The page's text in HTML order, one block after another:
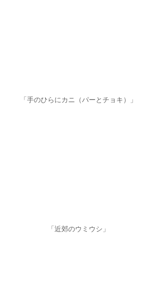
「手のひらにカニ（パーとチョキ）」
「近郊のウミウシ」